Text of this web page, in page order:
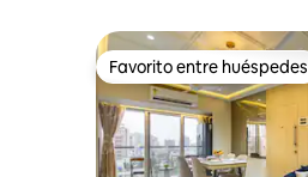
Favorito entre huéspedes
Favorito entre huéspedes